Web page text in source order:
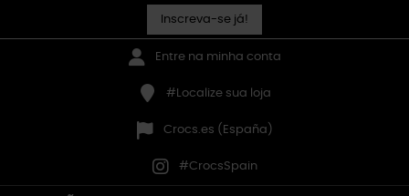
Inscreva-se já!
Entre na minha conta
#Localize sua loja
Crocs.es (España)
#CrocsSpain